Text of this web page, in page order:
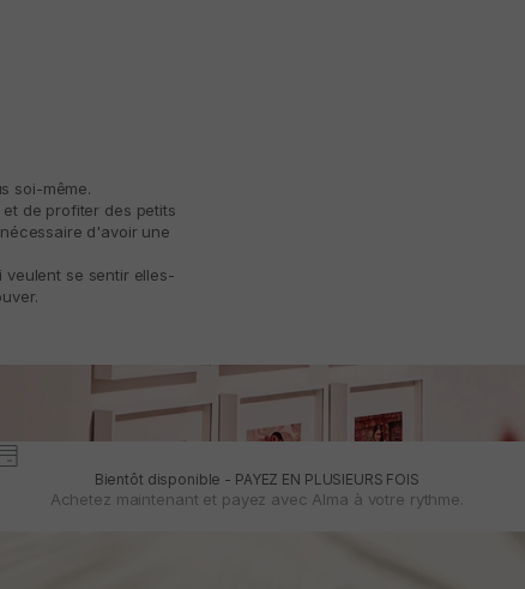
soi-même.
de profiter des petits
d'avoir une
se sentir elles-
Bientôt disponible - PAYEZ EN PLUSIEURS FOIS
Achetez maintenant et payez avec Alma à votre rythme.